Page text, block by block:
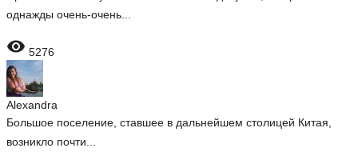
однажды очень-очень...
 5276
Alexandra
Большое поселение, ставшее в дальнейшем столицей Китая,
возникло почти...